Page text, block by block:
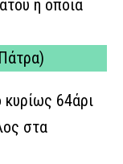
η οποία
κυρίως 64άρι
στα